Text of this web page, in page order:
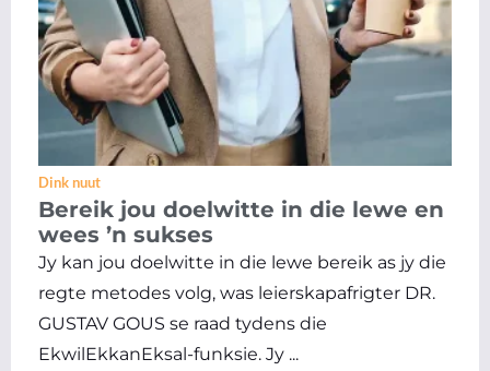
Dink nuut
Bereik jou doelwitte in die lewe en
wees ’n sukses
Jy kan jou doelwitte in die lewe bereik as jy die
regte metodes volg, was leierskapafrigter DR.
GUSTAV GOUS se raad tydens die
EkwilEkkanEksal-funksie. Jy ...